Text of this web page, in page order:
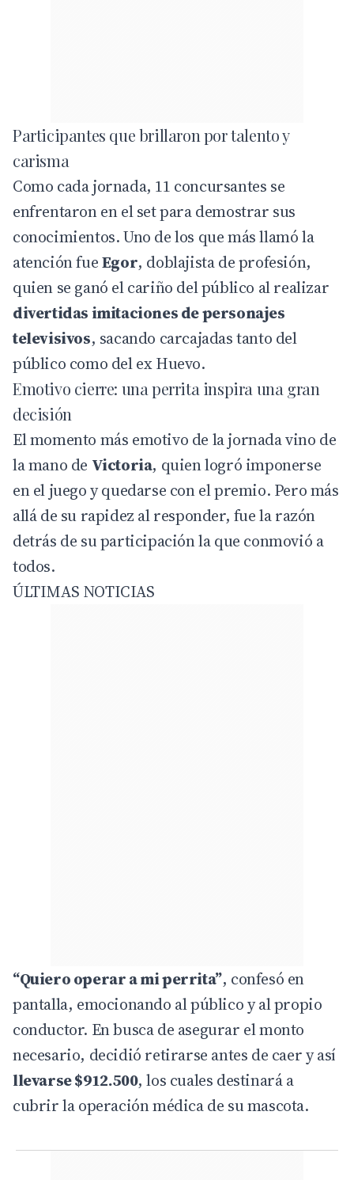
Participantes que brillaron por talento y
carisma
Como cada jornada, 11 concursantes se
enfrentaron en el set para demostrar sus
conocimientos. Uno de los que más llamó la
atención fueEgor, doblajista de profesión,
quien se ganó el cariño del público al realizar
divertidas imitaciones de personajes
televisivos, sacando carcajadas tanto del
público como del ex Huevo.
Emotivo cierre: una perrita inspira una gran
decisión
El momento más emotivo de la jornada vino de
la mano de Victoria, quien logró imponerse
en el juego y quedarse con el premio. Pero más
allá de su rapidez al responder, fue la razón
detrás de su participación la que conmovió a
todos.
ÚLTIMAS NOTICIAS
“Quiero operar a mi perrita”, confesó en
pantalla, emocionando al público y al propio
conductor. En busca de asegurar el monto
necesario, decidió retirarse antes de caer y así
llevarse $912.500, los cuales destinará a
cubrir la operación médica de su mascota.